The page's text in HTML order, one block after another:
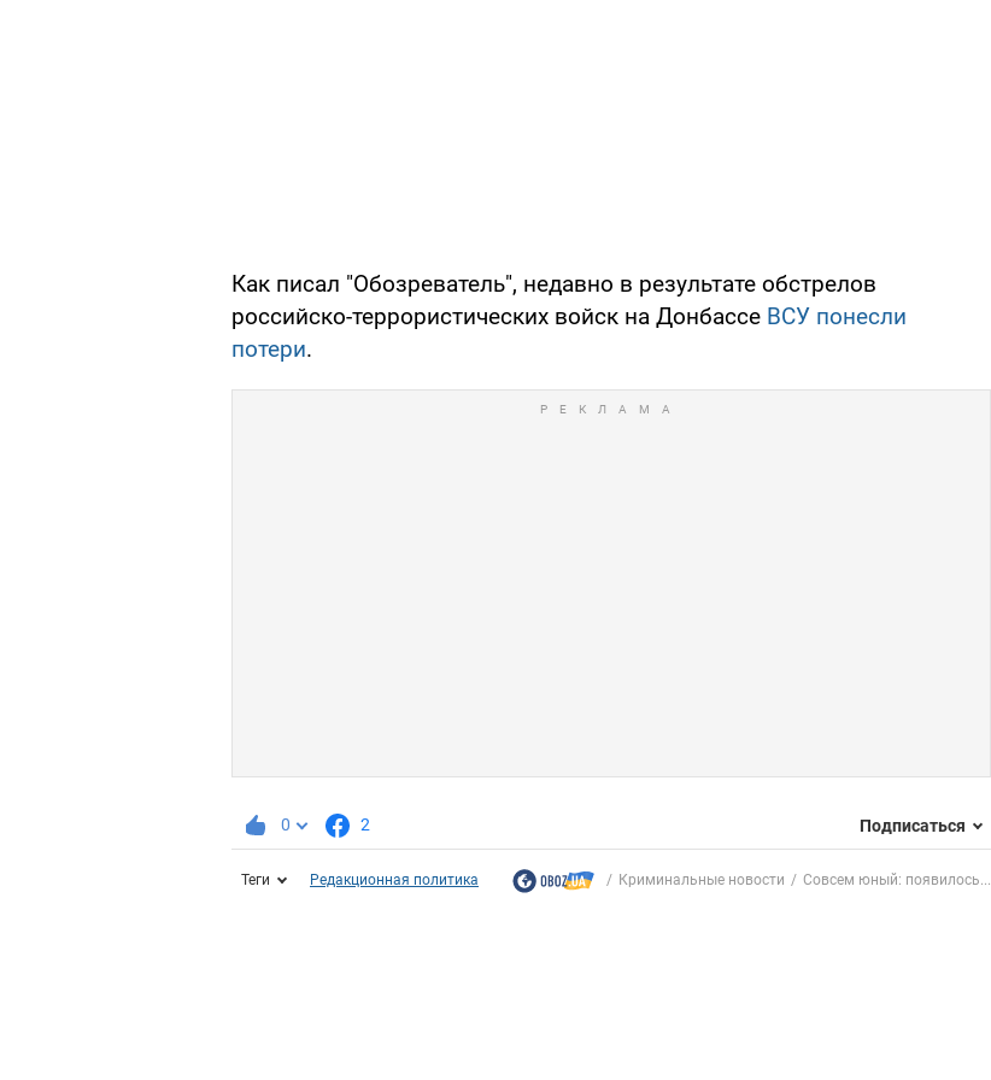
Как писал "Обозреватель", недавно в результате обстрелов
российско-террористических войск на Донбассе ВСУ понесли
потери.
0 2 Подписаться
Теги Редакционная политика Криминальные новости Совсем юный: появилось...